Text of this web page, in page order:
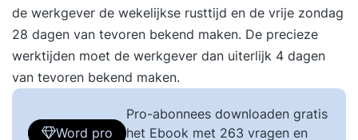
de werkgever de wekelijkse rusttijd en de vrije zondag
28 dagen van tevoren bekend maken. De precieze
werktijden moet de werkgever dan uiterlijk 4 dagen
van tevoren bekend maken.
Word pro
Pro-abonnees downloaden gratis
het Ebook met 263 vragen en